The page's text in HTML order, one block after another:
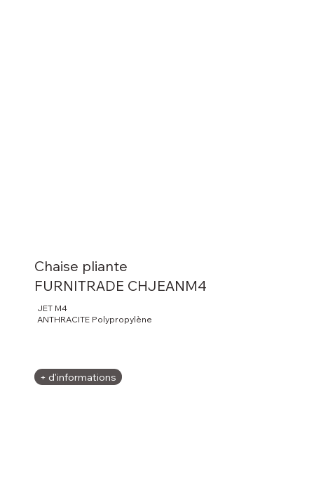
Chaise pliante
FURNITRADE CHJEANM4
JET M4
ANTHRACITE Polypropylène
+ d'informations